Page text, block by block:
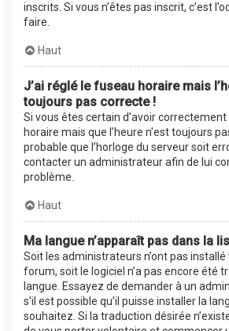
inscrits. Si vous n’êtes pas inscrit, c’est
faire.
Haut
J’ai réglé le fuseau horaire mais
toujours pas correcte !
Si vous êtes certain d’avoir
horaire mais que l’heure n’est toujours
probable que l’horloge du serveur soit
contacter un administrateur afin de lui
problème.
Haut
Ma langue n’apparaît pas dans la
Soit les administrateurs n’ont pas
forum, soit le logiciel n’a pas encore été
langue. Essayez de demander à un
s’il est possible qu’il puisse installer la
souhaitez. Si la traduction désirée